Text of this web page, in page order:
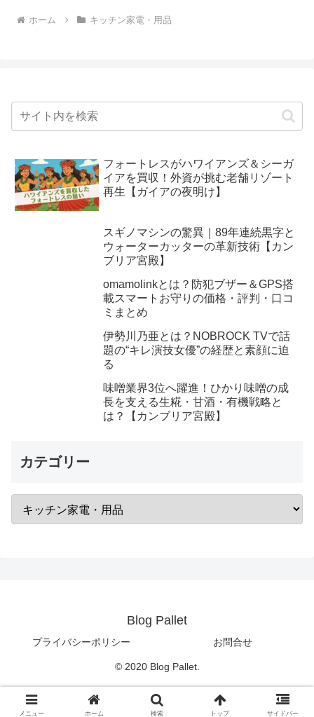
ホーム キッチン家電・用品
フォートレスがハワイアンズ＆シーガ
イアを買収！外資が挑む老舗リゾート
再生【ガイアの夜明け】
スギノマシンの驚異｜89年連続黒字と
ウォーターカッターの革新技術【カン
ブリア宮殿】
omamolinkとは？防犯ブザー＆GPS搭
載スマートお守りの価格・評判・口コ
ミまとめ
伊勢川乃亜とは？NOBROCK TVで話
題の“キレ演技女優”の経歴と素顔に迫
る
味噌業界3位へ躍進！ひかり味噌の成
長を支える生糀・甘酒・有機戦略と
は？【カンブリア宮殿】
カテゴリー
Blog Pallet
プライバシーポリシー お問合せ
© 2020 Blog Pallet.
メニュー ホーム 検索 トップ サイドバー